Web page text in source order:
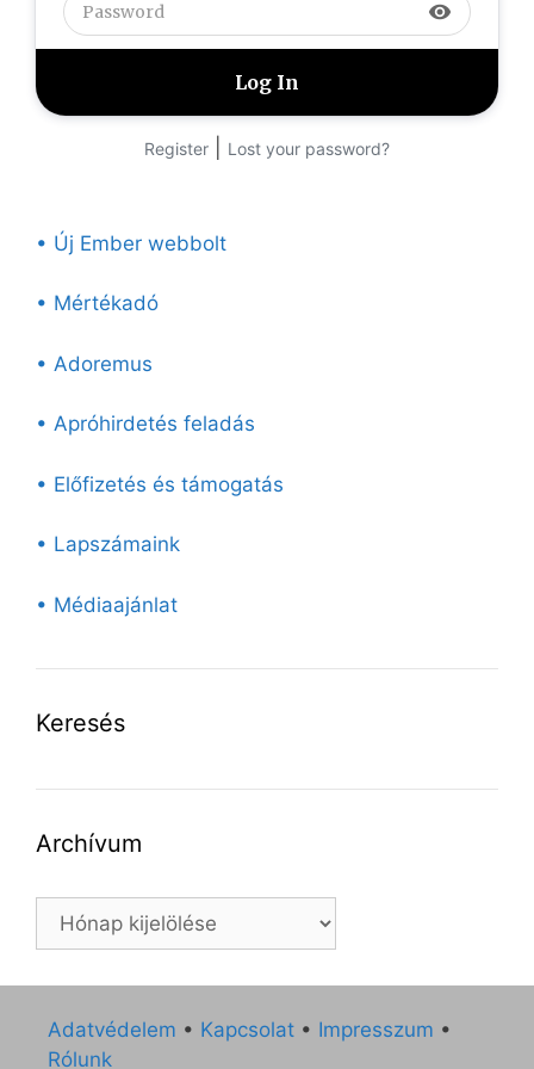
visibility
Register Lost your password?
• Új Ember webbolt
• Mértékadó
• Adoremus
• Apróhirdetés feladás
• Előfizetés és támogatás
• Lapszámaink
• Médiaajánlat
Keresés
Archívum
Archívum
Adatvédelem • Kapcsolat • Impresszum •
Rólunk